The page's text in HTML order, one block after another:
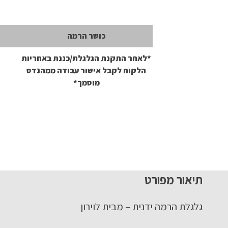
כושר הרמה
*לאחר התקנת הגלגלת/כננת באחריות
הלקוח לקבל אישור עבודה ממהנדס
מוסמך*
תיאור מפורט
גלגלת הרמה ידנית – מבית לוירון